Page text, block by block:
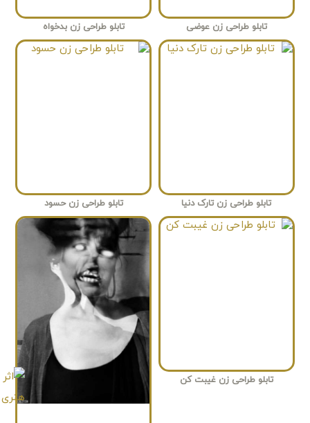
تابلو طراحی زن عوضی تابلو طراحی زن بدخواه
تابلو طراحی زن تارک دنیا تابلو طراحی زن حسود
تابلو طراحی زن غیبت کن